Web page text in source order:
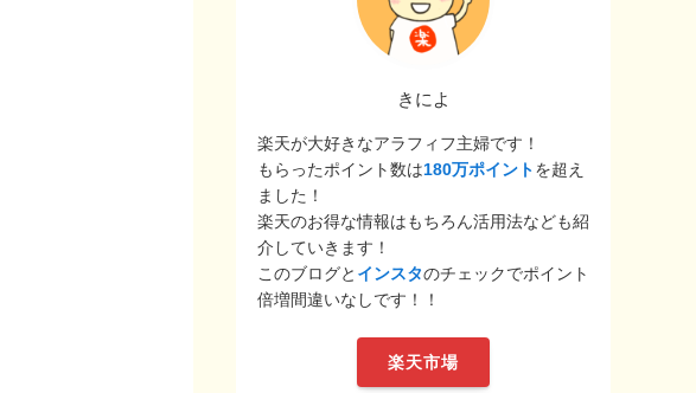
きによ
楽天が大好きなアラフィフ主婦です！
もらったポイント数は180万ポイントを超え
ました！
楽天のお得な情報はもちろん活用法なども紹
介していきます！
このブログと インスタのチェックでポイント
倍増間違いなしです！！
楽天市場